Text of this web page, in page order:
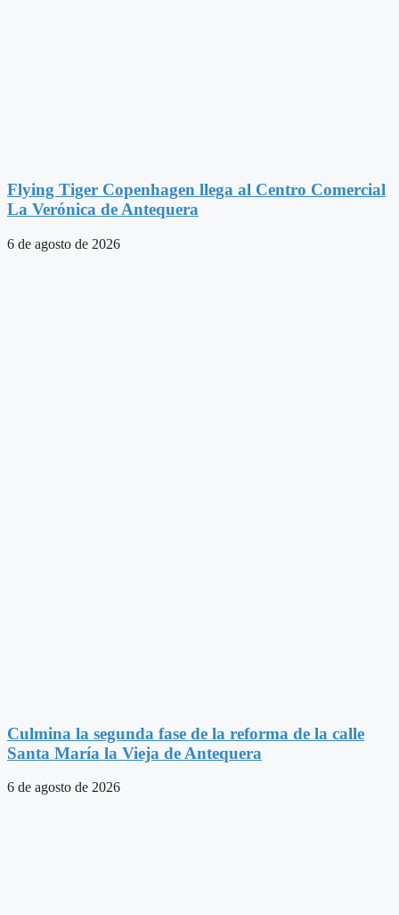
Flying Tiger Copenhagen llega al Centro Comercial
La Verónica de Antequera
6 de agosto de 2026
Culmina la segunda fase de la reforma de la calle
Santa María la Vieja de Antequera
6 de agosto de 2026